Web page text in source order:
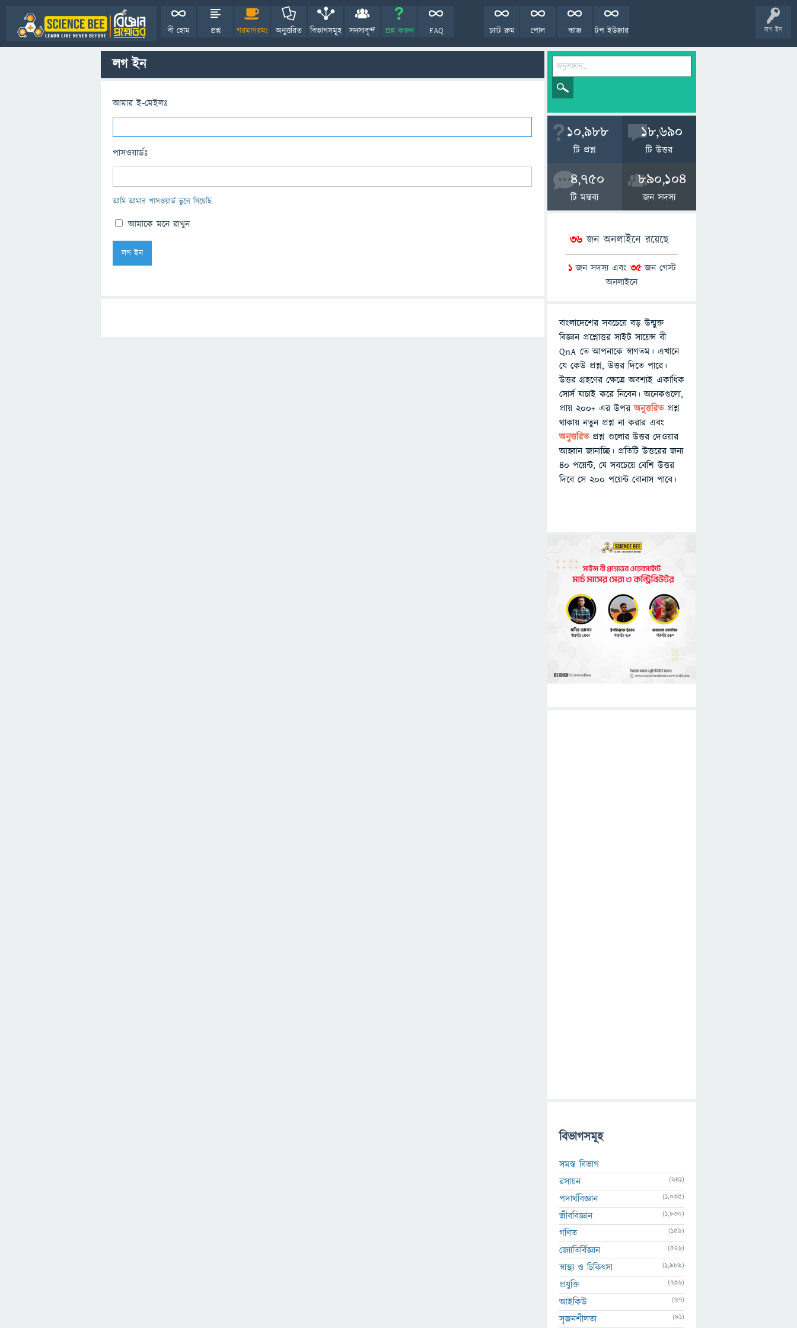
লগ ইন
বী হোম প্রশ্ন গরমাগরম! অনুত্তরিত বিভাগসমূহ সদস্যবৃন্দ প্রশ্ন করুন FAQ টপ ইউজার
ব্যাজ
পোল
চ্যাট রুম
লগ ইন
আমার ই-মেইলঃ
পাসওয়ার্ডঃ
আমি আমার পাসওয়ার্ড ভুলে গিয়েছি
আমাকে মনে রাখুন
10,988
টি প্রশ্ন
18,690
টি উত্তর
4,750
টি মন্তব্য
890,104
জন সদস্য
36 জন অনলাইনে রয়েছে
1জন সদস্য এবং 35জন গেস্ট
অনলাইনে
বাংলাদেশের সবচেয়ে বড় উন্মুক্ত
বিজ্ঞান প্রশ্নোত্তর সাইট সায়েন্স বী
QnA তে আপনাকে স্বাগতম। এখানে
যে কেউ প্রশ্ন, উত্তর দিতে পারে।
উত্তর গ্রহণের ক্ষেত্রে অবশ্যই একাধিক
সোর্স যাচাই করে নিবেন। অনেকগুলো,
প্রায় ২০০+ এর উপরঅনুত্তরিতপ্রশ্ন
থাকায় নতুন প্রশ্ন না করার এবং
অনুত্তরিত প্রশ্ন গুলোর উত্তর দেওয়ার
আহ্বান জানাচ্ছি। প্রতিটি উত্তরের জন্য
৪০ পয়েন্ট, যে সবচেয়ে বেশি উত্তর
দিবে সে ২০০ পয়েন্ট বোনাস পাবে।
বিভাগসমূহ
সমস্ত বিভাগ
রসায়ন
(641)
পদার্থবিজ্ঞান (1,035)
জীববিজ্ঞান (1,830)
গণিত (159)
জ্যোতির্বিজ্ঞান (526)
স্বাস্থ্য ও চিকিৎসা (1,989)
প্রযুক্তি (736)
আইকিউ (67)
সৃজনশীলতা (81)